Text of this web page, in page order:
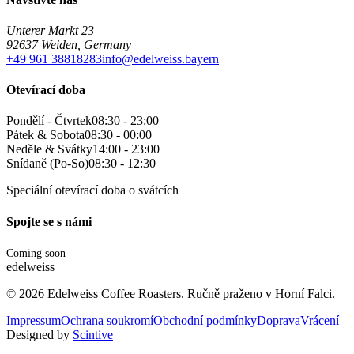
Unterer Markt 23
92637 Weiden, Germany
+49 961 38818283info@edelweiss.bayern
Otevírací doba
Pondělí - Čtvrtek08:30 - 23:00
Pátek & Sobota08:30 - 00:00
Neděle & Svátky14:00 - 23:00
Snídaně (Po-So)08:30 - 12:30
Speciální otevírací doba o svátcích
Spojte se s námi
Coming soon
edelweiss
© 2026 Edelweiss Coffee Roasters. Ručně praženo v Horní Falci.
ImpressumOchrana soukromíObchodní podmínkyDopravaVrácení
Designed by Scintive